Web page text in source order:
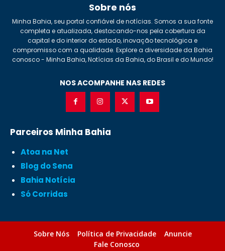
Sobre nós
Minha Bahia, seu portal confiável de notícias. Somos a sua fonte
completa e atualizada, destacando-nos pela cobertura da
capital e do interior do estado, inovação tecnológica e
compromisso com a qualidade. Explore a diversidade da Bahia
conosco - Minha Bahia, Notícias da Bahia, do Brasil e do Mundo!
NOS ACOMPANHE NAS REDES
Parceiros Minha Bahia
Atoa na Net
Blog do Sena
Bahia Notícia
Só Corridas
Sobre Nós Política de Privacidade
Anuncie
Fale Conosco